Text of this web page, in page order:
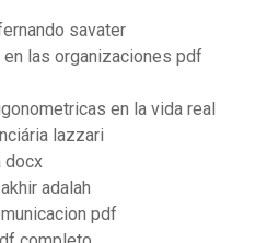
savater
las organizaciones pdf
en la vida real
lazzari
docx
adalah
pdf